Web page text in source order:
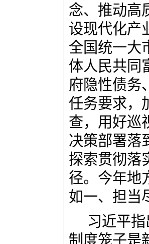
念、推动高
设现代化产
全国统一大
体人民共同
府隐性债务
任务要求，
查，用好巡
决策部署落
探索贯彻落
径。今年地
如一、担当
习近平
制度笼子是